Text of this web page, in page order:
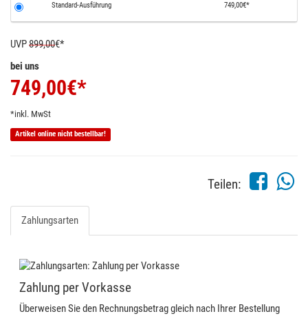
Standard-Ausführung 749,00€*
UVP899,00€*
bei uns
749,00€*
*inkl. MwSt
Artikel online nicht bestellbar!
Teilen:
Zahlungsarten
Zahlung per Vorkasse
Überweisen Sie den Rechnungsbetrag gleich nach Ihrer Bestellung